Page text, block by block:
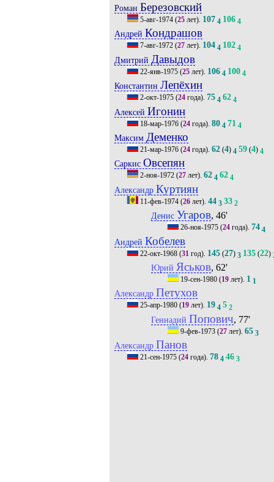
Роман Березовский
5-авг-1974(25лет). 107 4 106 4
Андрей Кондрашов
7-авг-1972(27лет). 104 4 102 4
Дмитрий Давыдов
22-янв-1975(25лет). 106 4 100 4
Константин Лепёхин
2-окт-1975(24года). 75 4 62 4
Алексей Игонин
18-мар-1976(24года). 80 4 71 4
Максим Деменко
21-мар-1976(24года). 62(4) 4 59(4) 4
Саркис Овсепян
2-ноя-1972(27лет). 62 4 62 4
Александр Куртиян
11-фев-1974(26лет). 44 3 33 2
Денис Угаров, 46'
26-ноя-1975 (24 года).74 4
Андрей Кобелев
22-окт-1968(31 год). 145(27) 3 135(22)
Юрий Яськов, 62'
19-сен-1980 (19 лет). 1 1
Александр Петухов
25-апр-1980(19лет). 19 4 5 2
Геннадий Попович, 77'
9-фев-1973 (27 лет).65 3
Александр Панов
21-сен-1975(24года). 78 4 46 3